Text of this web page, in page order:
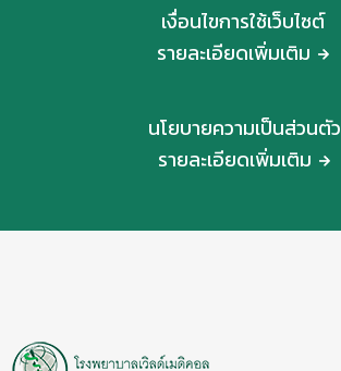
เงื่อนไขการใช้เว็บไซต์
รายละเอียดเพิ่มเติม
นโยบายความเป็นส่วนตัว
รายละเอียดเพิ่มเติม